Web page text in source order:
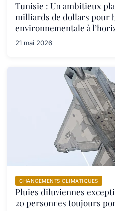
Tunisie : Un ambitieux
milliards de dollars pour
environnementale à
21 mai 2026
CHANGEMENTS CLIMATIQUES
Pluies diluviennes
20 personnes toujours